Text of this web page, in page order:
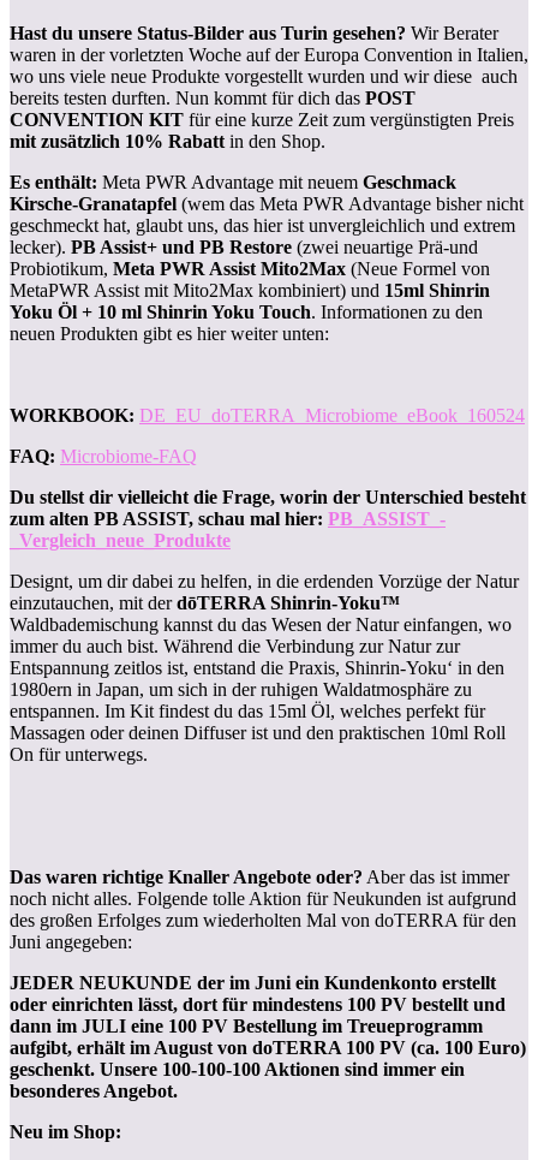
Hast du unsere Status-Bilder aus Turin gesehen? Wir Berater
waren in der vorletzten Woche auf der Europa Convention in Italien,
wo uns viele neue Produkte vorgestellt wurden und wir diese auch
bereits testen durften. Nun kommt für dich das POST
CONVENTION KIT für eine kurze Zeit zum vergünstigten Preis
mit zusätzlich 10% Rabatt in den Shop.
Es enthält: Meta PWR Advantage mit neuem Geschmack
Kirsche-Granatapfel (wem das Meta PWR Advantage bisher nicht
geschmeckt hat, glaubt uns, das hier ist unvergleichlich und extrem
lecker). PB Assist+ und PB Restore (zwei neuartige Prä-und
Probiotikum, Meta PWR Assist Mito2Max (Neue Formel von
MetaPWR Assist mit Mito2Max kombiniert) und 15ml Shinrin
Yoku Öl + 10 ml Shinrin Yoku Touch. Informationen zu den
neuen Produkten gibt es hier weiter unten:
WORKBOOK: DE_EU_doTERRA_Microbiome_eBook_160524
FAQ: Microbiome-FAQ
Du stellst dir vielleicht die Frage, worin der Unterschied besteht
zum alten PB ASSIST, schau mal hier: PB_ASSIST_-
_Vergleich_neue_Produkte
Designt, um dir dabei zu helfen, in die erdenden Vorzüge der Natur
einzutauchen, mit derdōTERRA Shinrin-Yoku™
Waldbademischung kannst du das Wesen der Natur einfangen, wo
immer du auch bist. Während die Verbindung zur Natur zur
Entspannung zeitlos ist, entstand die Praxis, Shinrin-Yoku‘ in den
1980ern in Japan, um sich in der ruhigen Waldatmosphäre zu
entspannen. Im Kit findest du das 15ml Öl, welches perfekt für
Massagen oder deinen Diffuser ist und den praktischen 10ml Roll
On für unterwegs.
Das waren richtige Knaller Angebote oder? Aber das ist immer
noch nicht alles. Folgende tolle Aktion für Neukunden ist aufgrund
des großen Erfolges zum wiederholten Mal von doTERRA für den
Juni angegeben:
JEDER NEUKUNDE der im Juni ein Kundenkonto erstellt
oder einrichten lässt, dort für mindestens 100 PV bestellt und
dann im JULI eine 100 PV Bestellung im Treueprogramm
aufgibt, erhält im August von doTERRA 100 PV (ca. 100 Euro)
geschenkt. Unsere 100-100-100 Aktionen sind immer ein
besonderes Angebot.
Neu im Shop: